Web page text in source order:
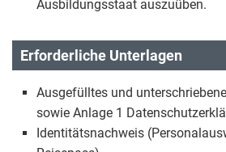
Ausbildungsstaat auszuüben.
Erforderliche Unterlagen
Ausgefülltes und
sowie Anlage 1
Identitätsnachweis